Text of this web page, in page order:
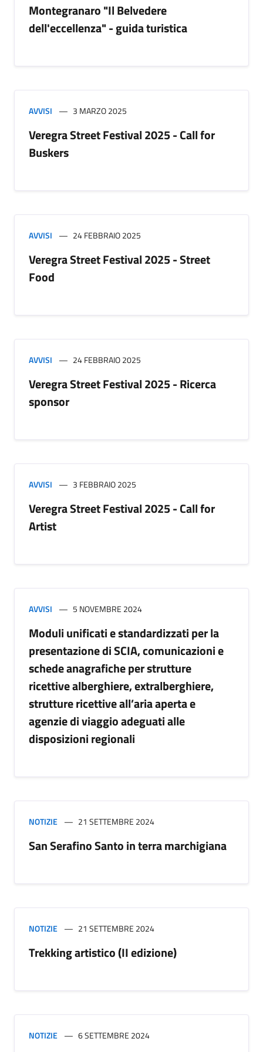
Montegranaro "Il Belvedere
dell'eccellenza" - guida turistica
AVVISI 3 MARZO 2025
Veregra Street Festival 2025 - Call for
Buskers
AVVISI 24 FEBBRAIO 2025
Veregra Street Festival 2025 - Street
Food
AVVISI 24 FEBBRAIO 2025
Veregra Street Festival 2025 - Ricerca
sponsor
AVVISI 3 FEBBRAIO 2025
Veregra Street Festival 2025 - Call for
Artist
AVVISI 5 NOVEMBRE 2024
Moduli unificati e standardizzati per la
presentazione di SCIA, comunicazioni e
schede anagrafiche per strutture
ricettive alberghiere, extralberghiere,
strutture ricettive all’aria aperta e
agenzie di viaggio adeguati alle
disposizioni regionali
NOTIZIE 21 SETTEMBRE 2024
San Serafino Santo in terra marchigiana
NOTIZIE 21 SETTEMBRE 2024
Trekking artistico (II edizione)
NOTIZIE 6 SETTEMBRE 2024